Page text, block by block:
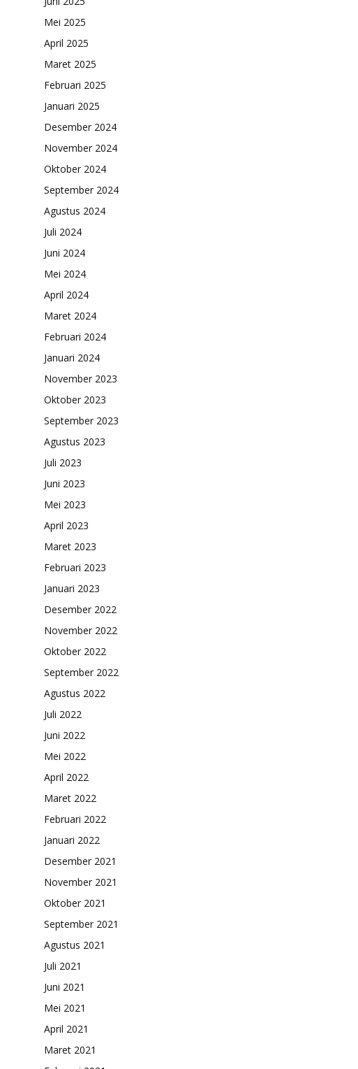
Mei 2025
April 2025
Maret 2025
Februari 2025
Januari 2025
Desember 2024
November 2024
Oktober 2024
September 2024
Agustus 2024
Juli 2024
Juni 2024
Mei 2024
April 2024
Maret 2024
Februari 2024
Januari 2024
November 2023
Oktober 2023
September 2023
Agustus 2023
Juli 2023
Juni 2023
Mei 2023
April 2023
Maret 2023
Februari 2023
Januari 2023
Desember 2022
November 2022
Oktober 2022
September 2022
Agustus 2022
Juli 2022
Juni 2022
Mei 2022
April 2022
Maret 2022
Februari 2022
Januari 2022
Desember 2021
November 2021
Oktober 2021
September 2021
Agustus 2021
Juli 2021
Juni 2021
Mei 2021
April 2021
Maret 2021